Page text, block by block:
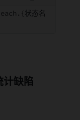
状态名称
计缺陷